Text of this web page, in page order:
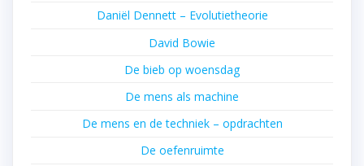
Daniël Dennett – Evolutietheorie
David Bowie
De bieb op woensdag
De mens als machine
De mens en de techniek – opdrachten
De oefenruimte